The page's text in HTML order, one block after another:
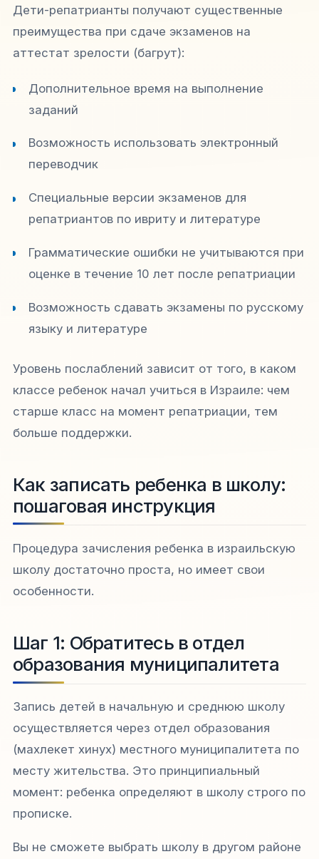
Дети-репатрианты получают существенные
преимущества при сдаче экзаменов на
аттестат зрелости (багрут):​
Дополнительное время на выполнение
заданий
Возможность использовать электронный
переводчик
Специальные версии экзаменов для
репатриантов по ивриту и литературе
Грамматические ошибки не учитываются при
оценке в течение 10 лет после репатриации
Возможность сдавать экзамены по русскому
языку и литературе
Уровень послаблений зависит от того, в каком
классе ребенок начал учиться в Израиле: чем
старше класс на момент репатриации, тем
больше поддержки.​
Как записать ребенка в школу:
пошаговая инструкция
Процедура зачисления ребенка в израильскую
школу достаточно проста, но имеет свои
особенности.​
Шаг 1: Обратитесь в отдел
образования муниципалитета
Запись детей в начальную и среднюю школу
осуществляется через отдел образования
(махлекет хинух) местного муниципалитета по
месту жительства. Это принципиальный
момент: ребенка определяют в школу строго по
прописке.​
Вы не сможете выбрать школу в другом районе